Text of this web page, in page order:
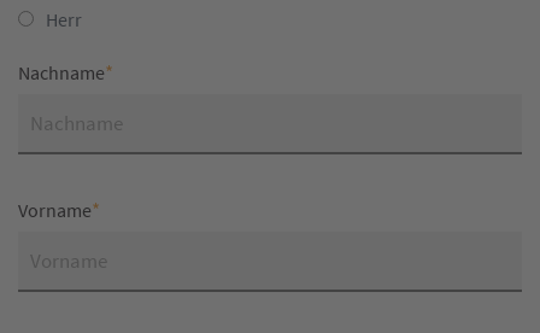
Herr
Nachname*
Vorname*